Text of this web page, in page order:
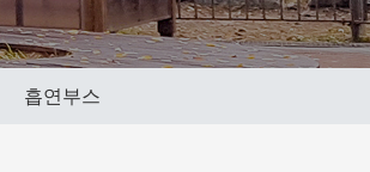
흡연부스